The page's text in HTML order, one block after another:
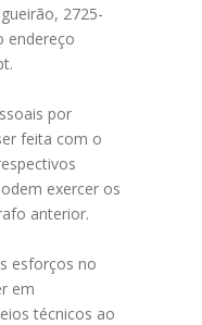
2725-
endereço
por
feita com o
exercer os
anterior.
esforços no
em
técnicos ao